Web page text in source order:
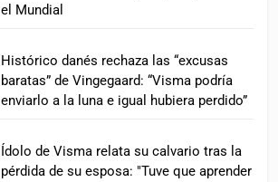
el Mundial
Histórico danés rechaza las “excusas
baratas” de Vingegaard: “Visma podría
enviarlo a la luna e igual hubiera perdido”
Ídolo de Visma relata su calvario tras la
pérdida de su esposa: "Tuve que aprender